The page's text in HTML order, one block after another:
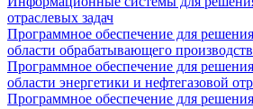
отраслевых задач
Программное обеспечение для
области обрабатывающего
Программное обеспечение для
области энергетики и нефтегазовой
Программное обеспечение для